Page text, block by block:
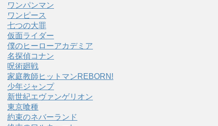
ワンパンマン
ワンピース
七つの大罪
仮面ライダー
僕のヒーローアカデミア
名探偵コナン
呪術廻戦
家庭教師ヒットマンREBORN!
少年ジャンプ
新世紀エヴァンゲリオン
東京喰種
約束のネバーランド